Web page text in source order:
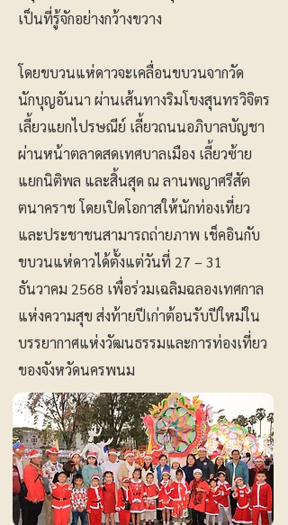
เป็นที่รู้จักอย่างกว้างขวาง
โดยขบวนแห่ดาวจะเคลื่อนขบวนจากวัด
นักบุญอันนา ผ่านเส้นทางริมโขงสุนทรวิจิตร
เลี้ยวแยกไปรษณีย์ เลี้ยวถนนอภิบาลบัญชา
ผ่านหน้าตลาดสดเทศบาลเมือง เลี้ยวซ้าย
แยกนิติพล และสิ้นสุด ณ ลานพญาศรีสัต
ตนาคราช โดยเปิดโอกาสให้นักท่องเที่ยว
และประชาชนสามารถถ่ายภาพ เช็คอินกับ
ขบวนแห่ดาวได้ตั้งแต่วันที่ 27 – 31
ธันวาคม 2568 เพื่อร่วมเฉลิมฉลองเทศกาล
แห่งความสุข ส่งท้ายปีเก่าต้อนรับปีใหม่ใน
บรรยากาศแห่งวัฒนธรรมและการท่องเที่ยว
ของจังหวัดนครพนม